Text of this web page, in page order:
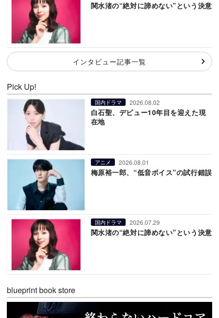
関水渚の“絶対に諦めない”という決意
インタビュー記事一覧
Pick Up!
国内ドラマ 2026.08.02
白石聖、デビュー10年目を迎えた現
在地
アニメ 2026.08.01
梅原裕一郎、“低音ボイス”の試行錯誤
国内ドラマ 2026.07.29
関水渚の“絶対に諦めない”という決意
blueprint book store